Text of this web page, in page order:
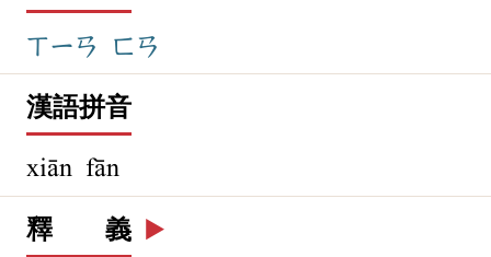
ㄒㄧㄢ ㄈㄢ
漢語拼音
xiān fān
釋 義 ▶️